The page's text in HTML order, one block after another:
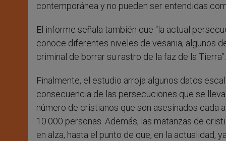
contemporánea y no pueden ser entendidas
El informe señala también que “la actual
conoce diferentes niveles de vesania, algunos
criminal de borrar su rastro de la faz de la Tierra”.
Finalmente, el estudio arroja algunos datos
consecuencia de las persecuciones que se
número de cristianos que son asesinados cada
10.000 personas. Además, las matanzas de
en alza, hasta el punto de que, en la actualidad,